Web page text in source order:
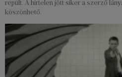
repült. A hirtelen jött siker a szerző
köszönhető.